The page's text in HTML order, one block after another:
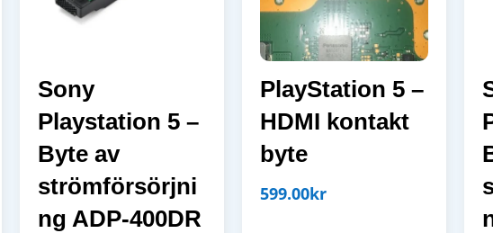
Sony
Playstation 5 –
Byte av
strömförsörjni
ng ADP-400DR
PlayStation 5 –
HDMI kontakt
byte
599.00kr